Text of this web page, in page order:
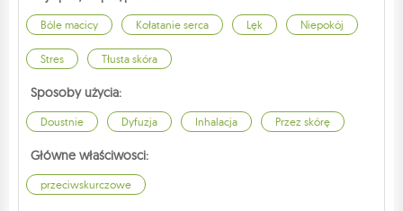
Bóle macicy Kołatanie serca Lęk Niepokój
Stres Tłusta skóra
Sposoby użycia:
Doustnie Dyfuzja Inhalacja Przez skórę
Główne właściwosci:
przeciwskurczowe